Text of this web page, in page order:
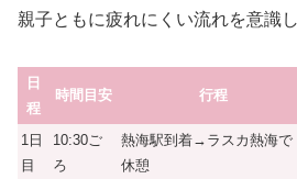
親子ともに疲れにくい流れを意識し
日
程
時間目安 行程
1日
目
10:30ご
ろ
熱海駅到着→ラスカ熱海で
休憩